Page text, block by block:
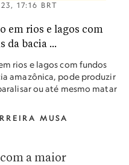
17:16 BRT
rios e lagos com fundos
amazônica, pode produzir
ou até mesmo matar
MUSA
a maior